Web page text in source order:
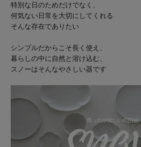
特別な日のためだけでなく、
何気ない日常を大切にしてくれる
そんな存在でありたい
シンプルだからこそ長く使え、
暮らしの中に自然と溶け込む、
スノーはそんなやさしい器です